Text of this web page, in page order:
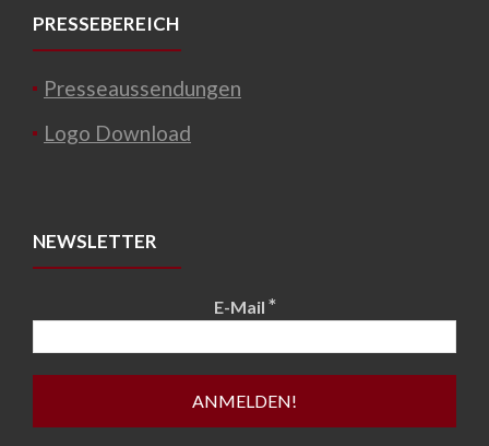
PRESSEBEREICH
Presseaussendungen
Logo Download
NEWSLETTER
E-Mail *